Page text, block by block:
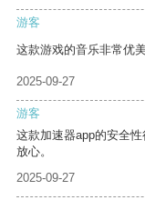
游客
这款游戏的音乐非常优
2025-09-27
游客
这款加速器app的安全
放心。
2025-09-27